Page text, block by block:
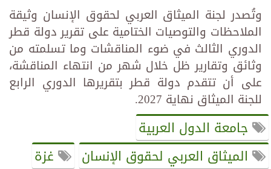
وتُصدر لجنة الميثاق العربي لحقوق الإنسان وثيقة
الملاحظات والتوصيات الختامية على تقرير دولة قطر
الدوري الثالث في ضوء المناقشات وما تسلمته من
وثائق وتقارير ظل خلال شهر من انتهاء المناقشة،
على أن تتقدم دولة قطر بتقريرها الدوري الرابع
للجنة الميثاق نهاية 2027.
جامعة الدول العربية
الميثاق العربي لحقوق الإنسان
غزة